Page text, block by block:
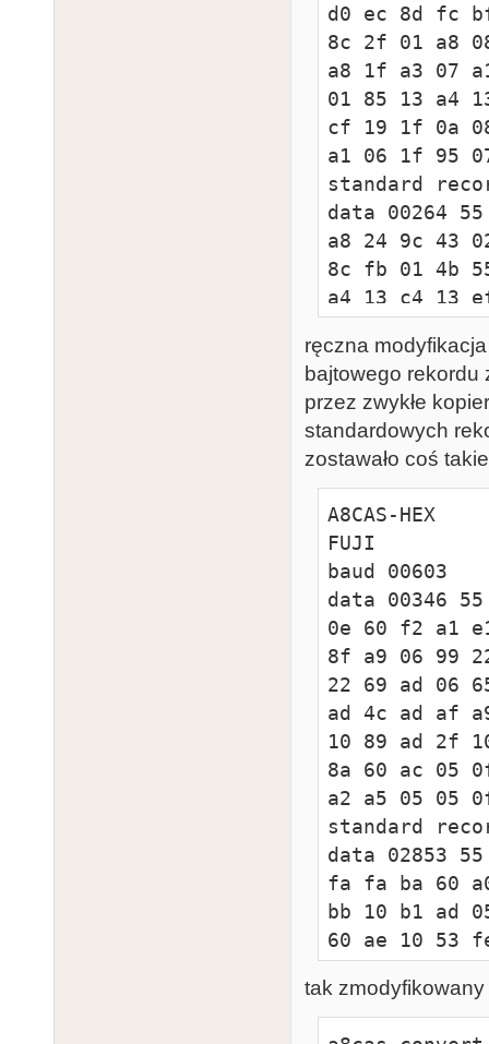
d0 ec 8d fc
8c 2f 01 a8
a8 1f a3 07
01 85 13 a4
cf 19 1f 0a
a1 06 1f 95
standard
data 00264
a8 24 9c 43
8c fb 01 4b
a4 13 c4 13
7a 06 9f ff
1f eb 06 c9
1f 0b 07 4b
e5 42 cf 01
standard
data 00264
06 89 84 48
41 02 1f 55
bd 43 04 c9
48 a9 3c 48
08 4c 50 08
08 85 44 a9
20 0c 08 85
standard
data 00264
e6 46 a0 00
03 20 56 e4
c4 02 8d 16
02 18 69 10
29 ee 4e 09
4f 09 c9 0a
2b 08 c9 3f
standard
data 00264
a9 2b 8d e2
92 08 86 14
ręczna
bajtowego rekordu
przez zwykłe
standardowych
zostawało coś
A8CAS-HEX
FUJI
baud 00603
data 00346
0e 60 f2 a1
8f a9 06 99
22 69 ad 06
ad 4c ad af
10 89 ad 2f
8a 60 ac 05
a2 a5 05 05
standard
data 02853
fa fa ba 60
bb 10 b1 ad
60 ae 10 53
2d 60 ae 10
a5 af 50 53
af 53 af ff
tak